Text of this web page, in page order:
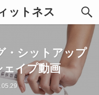
ットネス
シットアップ
ェイプ動画